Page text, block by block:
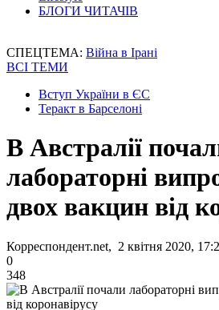
БЛОГИ ЧИТАЧІВ
СПЕЦТЕМА: Війна в Ірані
ВСІ ТЕМИ
Вступ України в ЄС
Теракт в Барселоні
В Австралії
лабораторні
двох вакцин від
Корреспондент.net, 2 квітня 2020,
0
348